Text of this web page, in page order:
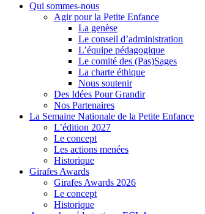
Qui sommes-nous
Agir pour la Petite Enfance
La genèse
Le conseil d’administration
L’équipe pédagogique
Le comité des (Pas)Sages
La charte éthique
Nous soutenir
Des Idées Pour Grandir
Nos Partenaires
La Semaine Nationale de la Petite Enfance
L’édition 2027
Le concept
Les actions menées
Historique
Girafes Awards
Girafes Awards 2026
Le concept
Historique